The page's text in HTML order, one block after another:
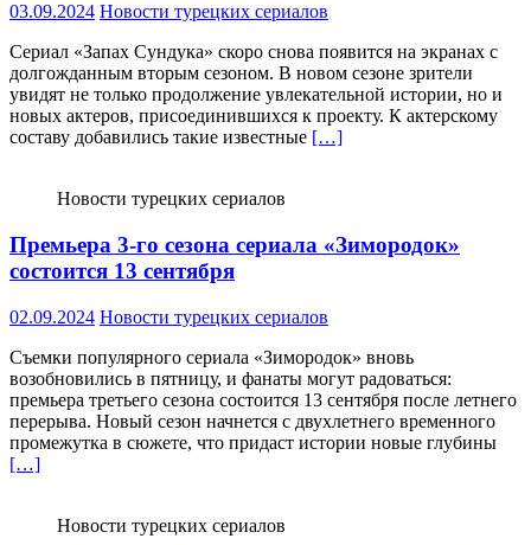
03.09.2024 Новости турецких сериалов
Сериал «Запах Сундука» скоро снова появится на экранах с
долгожданным вторым сезоном. В новом сезоне зрители
увидят не только продолжение увлекательной истории, но и
новых актеров, присоединившихся к проекту. К актерскому
составу добавились такие известные […]
Новости турецких сериалов
Премьера 3-го сезона сериала «Зимородок»
состоится 13 сентября
02.09.2024 Новости турецких сериалов
Съемки популярного сериала «Зимородок» вновь
возобновились в пятницу, и фанаты могут радоваться:
премьера третьего сезона состоится 13 сентября после летнего
перерыва. Новый сезон начнется с двухлетнего временного
промежутка в сюжете, что придаст истории новые глубины
[…]
Новости турецких сериалов